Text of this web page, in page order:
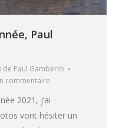
Paul
de Paul Gamberini
commentaire
2021, j’ai
vont hésiter un